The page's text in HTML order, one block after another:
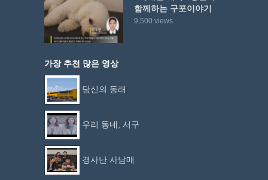
함께하는 구포이야기
9,500 views
가장 추천 많은 영상
당신의 동래
우리 동네, 서구
경사난 사남매